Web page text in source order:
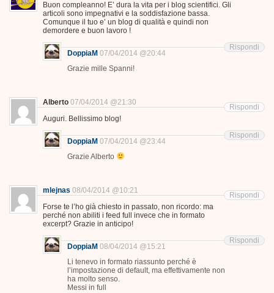
Buon compleanno! E’ dura la vita per i blog scientifici. Gli
articoli sono impegnativi e la soddisfazione bassa.
Comunque il tuo e’ un blog di qualità e quindi non
demordere e buon lavoro !
DoppiaM 07/04/2014 @20:44
Grazie mille Spanni!
Rispondi
Alberto 07/04/2014 @21:30
Auguri. Bellissimo blog!
Rispondi
DoppiaM 07/04/2014 @23:44
Grazie Alberto
Rispondi
mlejnas 08/04/2014 @10:21
Forse te l’ho già chiesto in passato, non ricordo: ma
perché non abiliti i feed full invece che in formato
excerpt? Grazie in anticipo!
Rispondi
DoppiaM 08/04/2014 @15:21
Li tenevo in formato riassunto perché è
l’impostazione di default, ma effettivamente non
ha molto senso.
Messi in full
Rispondi